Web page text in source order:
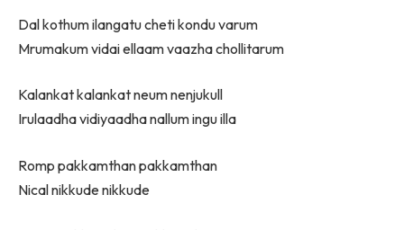
Dal kothum ilangatu cheti kondu varum
Mrumakum vidai ellaam vaazha chollitarum
Kalankat kalankat neum nenjukull
Irulaadha vidiyaadha nallum ingu illa
Romp pakkamthan pakkamthan
Nical nikkude nikkude